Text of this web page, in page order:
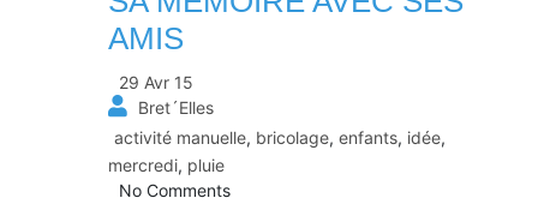
AMIS
29 Avr 15
Bret´Elles
activité manuelle, bricolage, enfants, idée,
mercredi, pluie
No Comments